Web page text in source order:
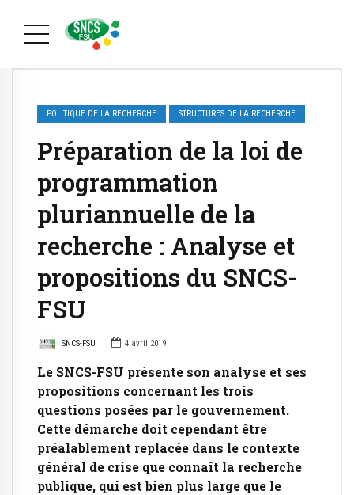
POLITIQUE DE LA RECHERCHE STRUCTURES DE LA RECHERCHE
Préparation de la loi de
programmation
pluriannuelle de la
recherche : Analyse et
propositions du SNCS-
FSU
SNCS-FSU 4 avril 2019
Le SNCS-FSU présente son analyse et ses
propositions concernant les trois
questions posées par le gouvernement.
Cette démarche doit cependant être
préalablement replacée dans le contexte
général de crise que connaît la recherche
publique, qui est bien plus large que le